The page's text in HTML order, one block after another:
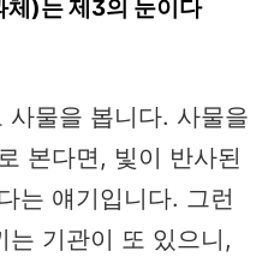
)는 제3의 눈이다
사물을 봅니다. 사물을
본다면, 빛이 반사된
는 얘기입니다. 그런
는 기관이 또 있으니,